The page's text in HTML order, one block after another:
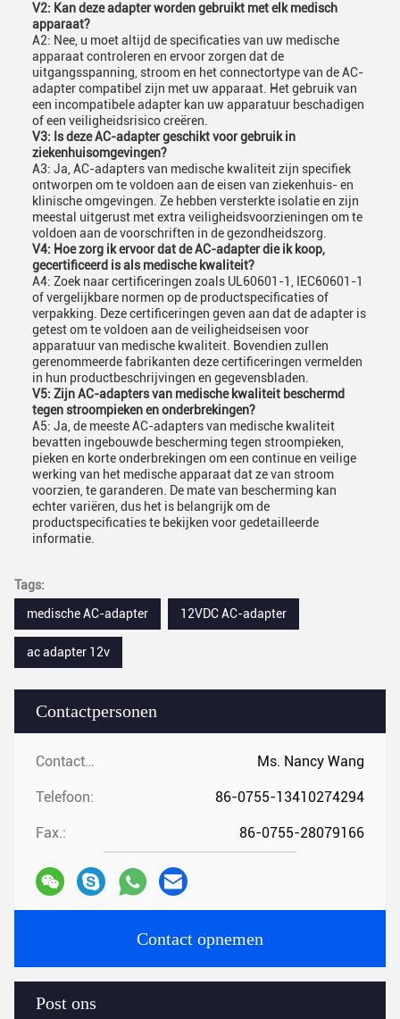
Contactpersonen
Contactpersonen: Ms. Nancy Wang
Telefoon: 86-0755-13410274294
Fax.: 86-0755-28079166
Contact opnemen
Post ons
V2: Kan deze adapter worden gebruikt met elk medisch
apparaat?
A2: Nee, u moet altijd de specificaties van uw medische
apparaat controleren en ervoor zorgen dat de
uitgangsspanning, stroom en het connectortype van de AC-
adapter compatibel zijn met uw apparaat. Het gebruik van
een incompatibele adapter kan uw apparatuur beschadigen
of een veiligheidsrisico creëren.
V3: Is deze AC-adapter geschikt voor gebruik in
ziekenhuisomgevingen?
A3: Ja, AC-adapters van medische kwaliteit zijn specifiek
ontworpen om te voldoen aan de eisen van ziekenhuis- en
klinische omgevingen. Ze hebben versterkte isolatie en zijn
meestal uitgerust met extra veiligheidsvoorzieningen om te
voldoen aan de voorschriften in de gezondheidszorg.
V4: Hoe zorg ik ervoor dat de AC-adapter die ik koop,
gecertificeerd is als medische kwaliteit?
A4: Zoek naar certificeringen zoals UL60601-1, IEC60601-1
of vergelijkbare normen op de productspecificaties of
verpakking. Deze certificeringen geven aan dat de adapter is
getest om te voldoen aan de veiligheidseisen voor
apparatuur van medische kwaliteit. Bovendien zullen
gerenommeerde fabrikanten deze certificeringen vermelden
in hun productbeschrijvingen en gegevensbladen.
V5: Zijn AC-adapters van medische kwaliteit beschermd
tegen stroompieken en onderbrekingen?
A5: Ja, de meeste AC-adapters van medische kwaliteit
bevatten ingebouwde bescherming tegen stroompieken,
pieken en korte onderbrekingen om een continue en veilige
werking van het medische apparaat dat ze van stroom
voorzien, te garanderen. De mate van bescherming kan
echter variëren, dus het is belangrijk om de
productspecificaties te bekijken voor gedetailleerde
informatie.
Tags:
medische AC-adapter
12VDC AC-adapter
ac adapter 12v